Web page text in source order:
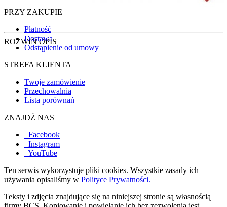
ROZWIŃ OPIS
PRZY ZAKUPIE
Płatność
Dostawa
Odstąpienie od umowy
STREFA KLIENTA
Twoje zamówienie
Przechowalnia
Lista porównań
ZNAJDŹ NAS
Facebook
Instagram
YouTube
Ten serwis wykorzystuje pliki cookies. Wszystkie zasady ich
używania opisaliśmy w Polityce Prywatności.
Teksty i zdjęcia znajdujące się na niniejszej stronie są własnością